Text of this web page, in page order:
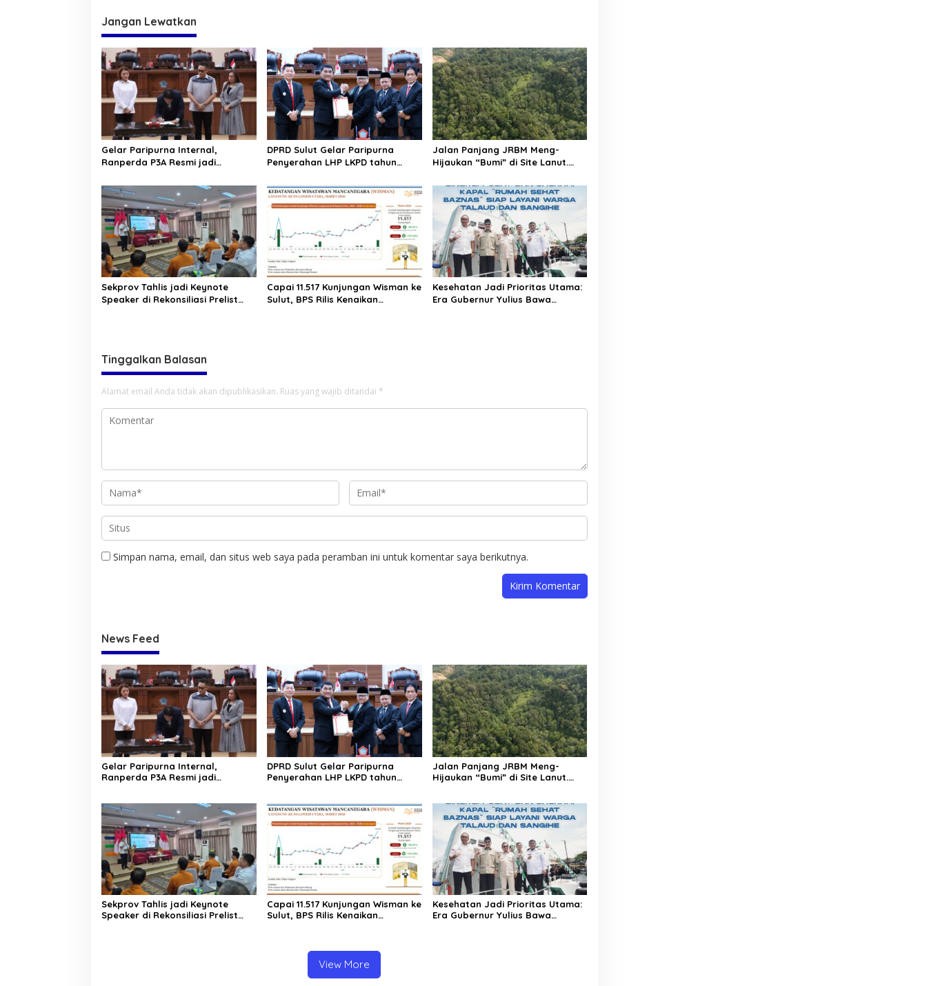
i
g
a
s
i
p
o
s
Jangan Lewatkan
Gelar Paripurna Internal,
Ranperda P3A Resmi jadi
DPRD Sulut Gelar Paripurna
Penyerahan LHP LKPD tahun
Jalan Panjang JRBM Meng-
Hijaukan “Bumi” di Site Lanut.
Ilegal Mining
Sekprov Tahlis jadi Keynote
Speaker di Rekonsiliasi Prelist
Capai 11.517 Kunjungan Wisman ke
Sulut, BPS Rilis Kenaikan
Kesehatan Jadi Prioritas Utama:
Era Gubernur Yulius Bawa
Tinggalkan Balasan
Alamat email Anda tidak akan dipublikasikan. Ruas yang wajib ditandai *
Simpan nama, email, dan situs web saya pada peramban ini untuk komentar saya berikutnya.
News Feed
Gelar Paripurna Internal,
Ranperda P3A Resmi jadi
DPRD Sulut Gelar Paripurna
Penyerahan LHP LKPD tahun
Jalan Panjang JRBM Meng-
Hijaukan “Bumi” di Site Lanut.
Sekprov Tahlis jadi Keynote
Speaker di Rekonsiliasi Prelist
Capai 11.517 Kunjungan Wisman ke
Sulut, BPS Rilis Kenaikan
Kesehatan Jadi Prioritas Utama:
Era Gubernur Yulius Bawa
View More